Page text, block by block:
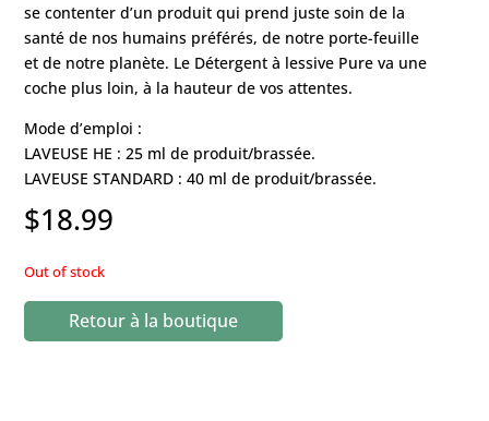
se contenter d’un produit qui prend juste soin de la
santé de nos humains préférés, de notre porte-feuille
et de notre planète. Le Détergent à lessive Pure va une
coche plus loin, à la hauteur de vos attentes.
Mode d’emploi :
LAVEUSE HE : 25 ml de produit/brassée.
LAVEUSE STANDARD : 40 ml de produit/brassée.
$18.99
Out of stock
Retour à la boutique